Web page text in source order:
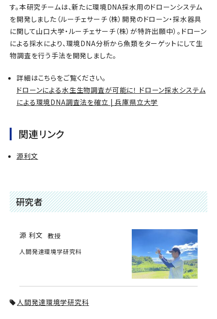
す。本研究チームは、新たに環境DNA採水用のドローンシステム
を開発しました（ルーチェサーチ（株）開発のドローン・採水器具
に関して山口大学・ルーチェサーチ（株）が特許出願中）。ドローン
による採水により、環境DNA分析から魚類をターゲットにして生
物調査を行う手法を開発しました。
詳細はこちらをご覧ください。
ドローンによる水生生物調査が可能に！ ドローン採水システム
による環境DNA調査法を確立 | 兵庫県立大学
関連リンク
源利文
研究者
源 利文 教授
人間発達環境学研究科
人間発達環境学研究科